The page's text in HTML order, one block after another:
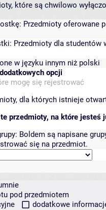
które są chwilowo
Przedmioty oferowane
Przedmioty dla studentów
w języku innym niż polski
opcji
mogę się rejestrować
dla których istnieje
przedmioty, na które jesteś
Boldem są napisane
się na przedmiot.
pod przedmiotem
dodatkowe